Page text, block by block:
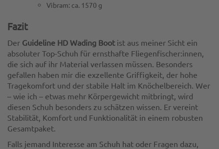
Vibram: ca. 1570 g
Fazit
Der Guideline HD Wading Bootist aus meiner Sicht ein
absoluter Top-Schuh für ernsthafte Fliegenfischer:innen,
die sich auf ihr Material verlassen müssen. Besonders
gefallen haben mir die exzellente Griffigkeit, der hohe
Tragekomfort und der stabile Halt im Knöchelbereich. Wer
– wie ich – etwas mehr Körpergewicht mitbringt, wird
diesen Schuh besonders zu schätzen wissen. Er vereint
Stabilität, Komfort und Funktionalität in einem robusten
Gesamtpaket.
Falls jemand Interesse am Schuh hat oder Fragen dazu,